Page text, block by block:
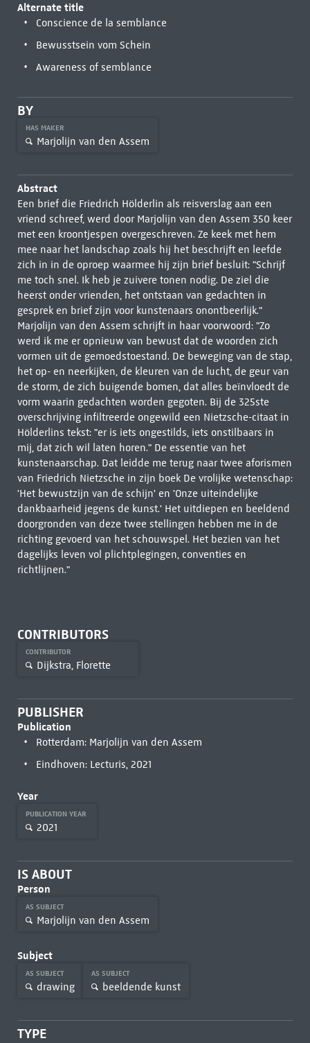
Alternate title
Conscience de la semblance
Bewusstsein vom Schein
Awareness of semblance
BY
HAS MAKER
Marjolijn van den Assem
Abstract
Een brief die Friedrich Hölderlin als reisverslag aan een
vriend schreef, werd door Marjolijn van den Assem 350 keer
met een kroontjespen overgeschreven. Ze keek met hem
mee naar het landschap zoals hij het beschrijft en leefde
zich in in de oproep waarmee hij zijn brief besluit: "Schrijf
me toch snel. Ik heb je zuivere tonen nodig. De ziel die
heerst onder vrienden, het ontstaan van gedachten in
gesprek en brief zijn voor kunstenaars onontbeerlijk."
Marjolijn van den Assem schrijft in haar voorwoord: "Zo
werd ik me er opnieuw van bewust dat de woorden zich
vormen uit de gemoedstoestand. De beweging van de stap,
het op- en neerkijken, de kleuren van de lucht, de geur van
de storm, de zich buigende bomen, dat alles beïnvloedt de
vorm waarin gedachten worden gegoten. Bij de 325ste
overschrijving infiltreerde ongewild een Nietzsche-citaat in
Hölderlins tekst: "er is iets ongestilds, iets onstilbaars in
mij, dat zich wil laten horen." De essentie van het
kunstenaarschap. Dat leidde me terug naar twee aforismen
van Friedrich Nietzsche in zijn boek De vrolijke wetenschap:
'Het bewustzijn van de schijn' en 'Onze uiteindelijke
dankbaarheid jegens de kunst.' Het uitdiepen en beeldend
doorgronden van deze twee stellingen hebben me in de
richting gevoerd van het schouwspel. Het bezien van het
dagelijks leven vol plichtplegingen, conventies en
richtlijnen."
CONTRIBUTORS
CONTRIBUTOR
Dijkstra, Florette
PUBLISHER
Publication
Rotterdam: Marjolijn van den Assem
Eindhoven: Lecturis, 2021
Year
PUBLICATION YEAR
2021
IS ABOUT
Person
AS SUBJECT
Marjolijn van den Assem
Subject
AS SUBJECT
drawing
AS SUBJECT
beeldende kunst
TYPE